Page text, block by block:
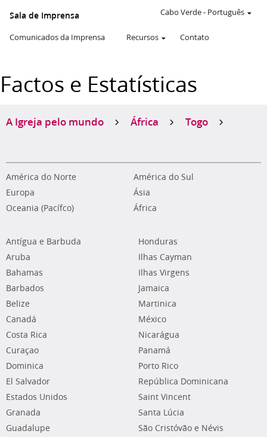
Sala de Imprensa
Comunicados da Imprensa Recursos Contato
Cabo Verde- Português
Factos e Estatísticas
A Igreja pelo mundo África Togo
América do Norte
América do Sul
Europa
Ásia
Oceania (Pacífco)
África
Antígua e Barbuda
Aruba
Bahamas
Barbados
Belize
Canadá
Costa Rica
Curaçao
Dominica
El Salvador
Estados Unidos
Granada
Guadalupe
Honduras
Ilhas Cayman
Ilhas Virgens
Jamaica
Martinica
México
Nicarágua
Panamá
Porto Rico
República Dominicana
Saint Vincent
Santa Lúcia
São Cristóvão e Névis